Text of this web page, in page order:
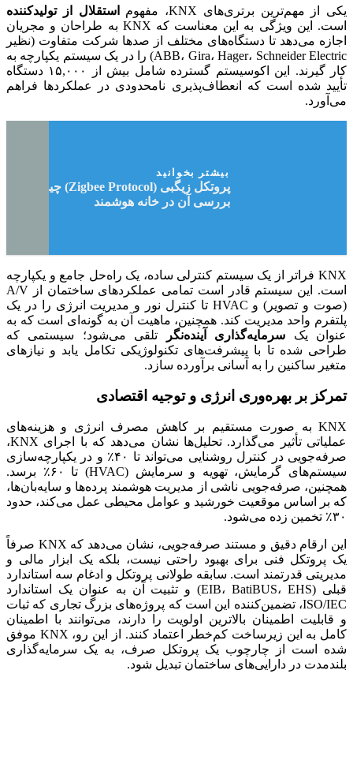
یکی از مهم‌ترین برتری‌های KNX، مفهوم
استقلال از تولیدکننده
است. این ویژگی به این معناست که KNX به طراحان و مجریان
اجازه می‌دهد تا دستگاه‌های مختلف از صدها شرکت متفاوت (نظیر
ABB، Gira، Hager، Schneider Electric) را در یک سیستم یکپارچه به
کار گیرند. این اکوسیستم گسترده شامل بیش از ۱۵,۰۰۰ دستگاه
تأیید شده است که انعطاف‌پذیری نامحدودی در عملکردها فراهم
می‌آورد.
بیشتر بخوانید
پروتکل زیگبی (Zigbee Protocol) چیست؟ و
بررسی آن در خانه هوشمند
KNX فراتر از یک سیستم کنترلی ساده، یک راه‌حل جامع و یکپارچه
است. این سیستم قادر است تمامی عملکردهای ساختمان از A/V
(صوت و تصویر) و HVAC تا کنترل نور و مدیریت انرژی را در یک
پلتفرم واحد مدیریت کند. همچنین، ماهیت آن به گونه‌ای است که به
عنوان یک سرمایه‌گذاری آینده‌نگر
تلقی می‌شود؛ سیستمی که
طراحی شده تا با پیشرفت‌های تکنولوژیکی تکامل یابد و نیازهای
متغیر ساکنین را به آسانی برآورده سازد.
تمرکز بر بهره‌وری انرژی و توجیه اقتصادی
KNX به صورت مستقیم بر کاهش مصرف انرژی و هزینه‌های
عملیاتی تأثیر می‌گذارد. تحلیل‌ها نشان می‌دهد که با اجرای KNX،
صرفه‌جویی در کنترل روشنایی می‌تواند تا ۴۰٪ و در یکپارچه‌سازی
سیستم‌های گرمایش، تهویه و سرمایش (HVAC) تا ۶۰٪ برسد.
همچنین، صرفه‌جویی ناشی از مدیریت هوشمند پرده‌ها و سایه‌بان‌ها،
که بر اساس موقعیت خورشید و عوامل محیطی عمل می‌کند، حدود
۳۰٪ تخمین زده می‌شود.
این ارقام دقیق و مستند صرفه‌جویی، نشان می‌دهد که KNX صرفاً
یک پروتکل فنی برای بهبود راحتی نیست، بلکه یک ابزار مالی و
مدیریتی قدرتمند است. سابقه طولانی پروتکل و ادغام سه استاندارد
قبلی (EIB، BatiBUS، EHS) و تثبیت آن به عنوان یک استاندارد
ISO/IEC، تضمین‌کننده این است که پروژه‌های بزرگ تجاری که ثبات
و قابلیت اطمینان بالاترین اولویت را دارند، می‌توانند با اطمینان
کامل به این زیرساخت کم‌خطر اعتماد کنند. از این رو، KNX موفق
شده است از چارچوب یک پروتکل صرف، به یک سرمایه‌گذاری
بلندمدت در دارایی‌های ساختمان تبدیل شود.